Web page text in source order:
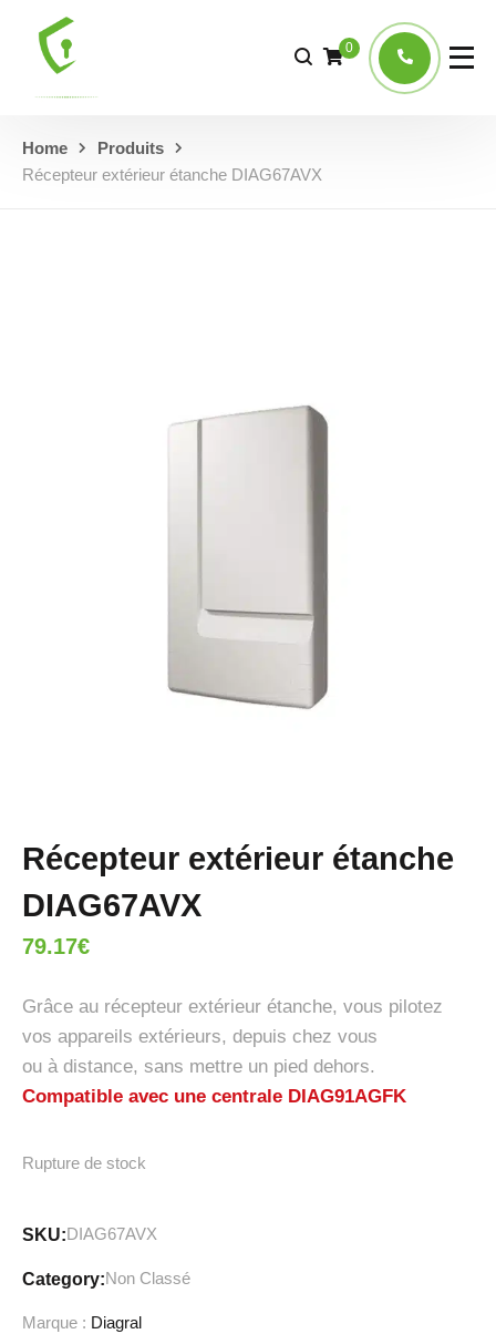
0
Home
Produits
Récepteur extérieur étanche DIAG67AVX
Récepteur extérieur étanche
DIAG67AVX
79.17€
Grâce au récepteur extérieur étanche, vous pilotez
vos appareils extérieurs, depuis chez vous
ou à distance, sans mettre un pied dehors.
Compatible avec une centrale DIAG91AGFK
Rupture de stock
SKU:DIAG67AVX
Category:Non Classé
Marque : Diagral